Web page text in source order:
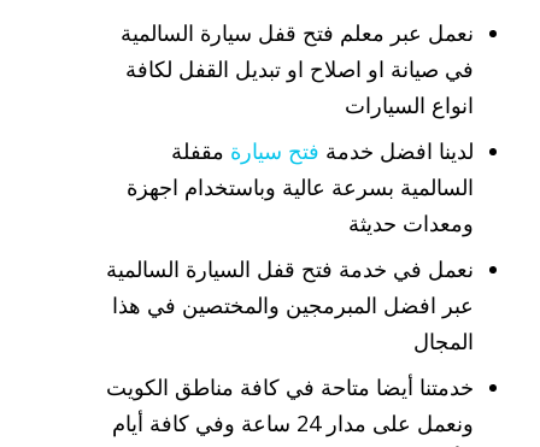
نعمل عبر معلم فتح قفل سيارة السالمية
في صيانة او اصلاح او تبديل القفل لكافة
انواع السيارات
لدينا افضل خدمة فتح سيارة مقفلة
السالمية بسرعة عالية وباستخدام اجهزة
ومعدات حديثة
نعمل في خدمة فتح قفل السيارة السالمية
عبر افضل المبرمجين والمختصين في هذا
المجال
خدمتنا أيضا متاحة في كافة مناطق الكويت
ونعمل على مدار 24 ساعة وفي كافة أيام